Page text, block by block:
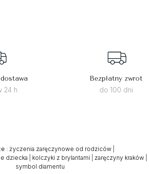
24 h
Bezpłatny zwrot
do 100 dni
: życzenia zaręczynowe od rodziców
dziecka
kolczyki z brylantami zaręczyny kraków
symbol diamentu